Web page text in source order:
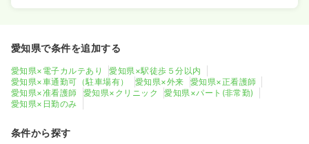
愛知県で条件を追加する
愛知県×電子カルテあり
愛知県×駅徒歩５分以内
愛知県×車通勤可（駐車場有）
愛知県×外来
愛知県×正看護師
愛知県×准看護師
愛知県×クリニック
愛知県×パート(非常勤)
愛知県×日勤のみ
条件から探す